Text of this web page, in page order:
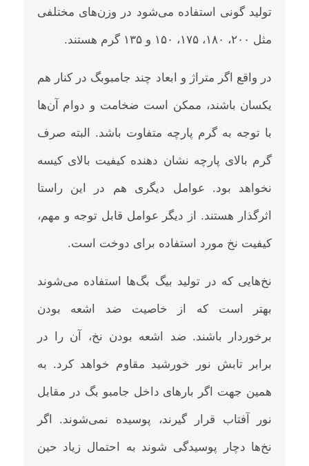
تولید گونی استفاده می‌شود در وزن‌های مختلفی
مثل ۲۰۰، ۱۸۰، ۱۷۵، ۱۵۰ و ۱۳۵ گرم هستند.
در واقع اگر متراژ و ابعاد چند جامبوبگ در کنار هم
یکسان باشند، ممکن است ضخامت و دوام آن‌ها
با توجه به گرم پارچه متفاوت باشد. البته صرف
گرم بالای پارچه نشان دهنده کیفیت بالای کیسه
نخواهد بود. عوامل دیگری هم در این راستا
اثرگذار هستند. از دیگر عوامل قابل توجه و مهم،
کیفیت نخ مورد استفاده برای دوخت است.
نخ‌هایی که در تولید بیگ بگ‌ها استفاده می‌شوند
بهتر است که از خاصیت ضد اشعه بودن
برخوردار باشند. ضد اشعه بودن نخ، آن را در
برابر تابش نور خورشید مقاوم خواهد کرد. به
همین جهت اگر بارهای داخل جامبو بگ در مقابل
نور آفتاب قرار گیرند، پوسیده نمی‌شوند. اگر
نخ‌ها دچار پوسیدگی شوند به احتمال زیاد حین